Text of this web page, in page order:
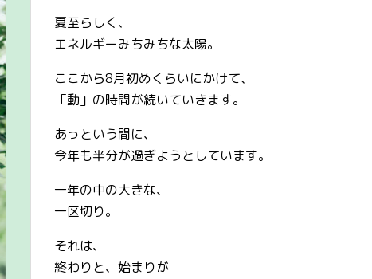
夏至らしく、
エネルギーみちみちな太陽。
ここから8月初めくらいにかけて、
「動」の時間が続いていきます。
あっという間に、
今年も半分が過ぎようとしています。
一年の中の大きな、
一区切り。
それは、
終わりと、始まりが